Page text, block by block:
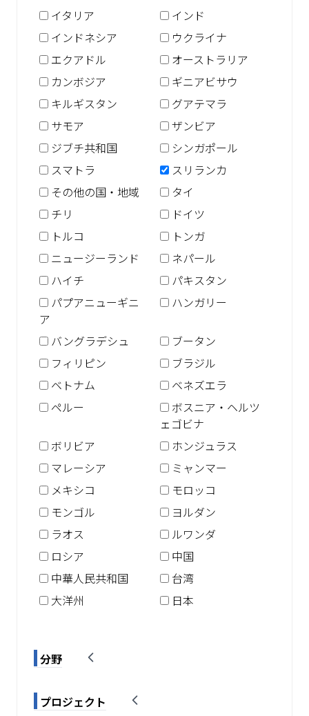
イタリア
インド
インドネシア
ウクライナ
エクアドル
オーストラリア
カンボジア
ギニアビサウ
キルギスタン
グアテマラ
サモア
ザンビア
ジブチ共和国
シンガポール
スマトラ
スリランカ
その他の国・地域
タイ
チリ
ドイツ
トルコ
トンガ
ニュージーランド
ネパール
ハイチ
パキスタン
パプアニューギニ
ア
ハンガリー
バングラデシュ
ブータン
フィリピン
ブラジル
ベトナム
ベネズエラ
ペルー
ボスニア・ヘルツ
ェゴビナ
ボリビア
ホンジュラス
マレーシア
ミャンマー
メキシコ
モロッコ
モンゴル
ヨルダン
ラオス
ルワンダ
ロシア
中国
中華人民共和国
台湾
大洋州
日本
分野
プロジェクト